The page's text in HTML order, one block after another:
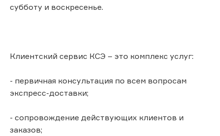
субботу и воскресенье.
Клиентский сервис КСЭ – это комплекс услуг:
- первичная консультация по всем вопросам
экспресс-доставки;
- сопровождение действующих клиентов и
заказов;